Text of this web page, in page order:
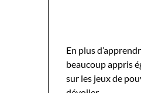
En plus
beaucoup appris
sur les jeux de